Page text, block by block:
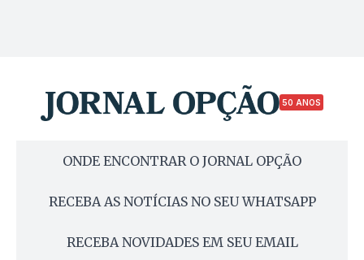
50 ANOS
ONDE ENCONTRAR O JORNAL OPÇÃO
RECEBA AS NOTÍCIAS NO SEU WHATSAPP
RECEBA NOVIDADES EM SEU EMAIL